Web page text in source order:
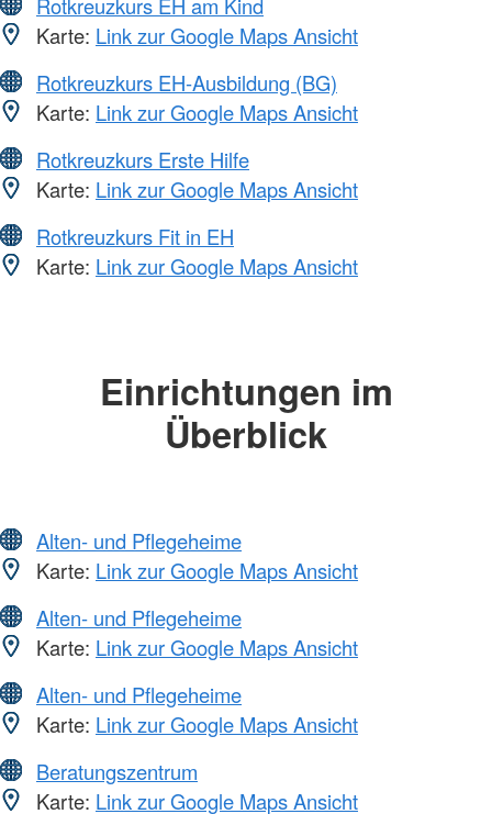
Karte: Link zur Google Maps Ansicht
Rotkreuzkurs EH-Ausbildung (BG)
Karte: Link zur Google Maps Ansicht
Rotkreuzkurs Erste Hilfe
Karte: Link zur Google Maps Ansicht
Rotkreuzkurs Fit in EH
Karte: Link zur Google Maps Ansicht
Einrichtungen im
Überblick
Alten- und Pflegeheime
Karte: Link zur Google Maps Ansicht
Alten- und Pflegeheime
Karte: Link zur Google Maps Ansicht
Alten- und Pflegeheime
Karte: Link zur Google Maps Ansicht
Beratungszentrum
Karte: Link zur Google Maps Ansicht